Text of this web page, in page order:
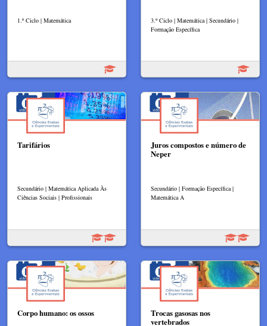
1.º Ciclo | Matemática
3.º Ciclo | Matemática | Secundário |
Formação Específica
Tarifários
Secundário | Matemática Aplicada Às
Ciências Sociais | Profissionais
Juros compostos e número de
Neper
Secundário | Formação Específica |
Matemática A
Corpo humano: os ossos
Trocas gasosas nos
vertebrados